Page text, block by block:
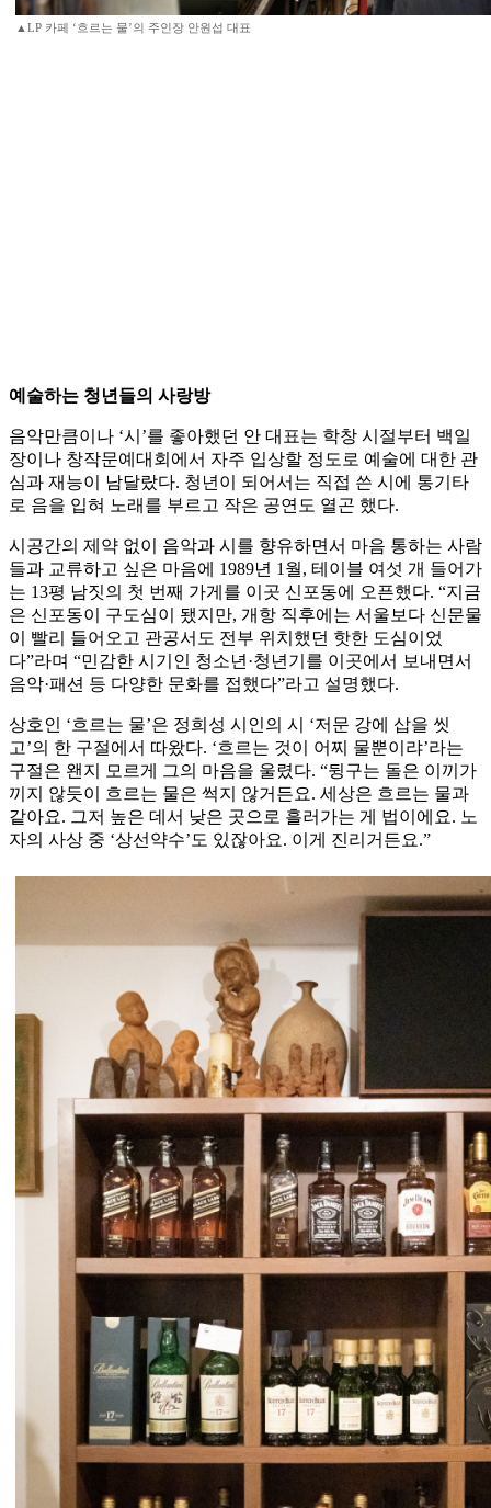
▲LP 카페 ‘흐르는 물’의 주인장 안원섭 대표
예술하는 청년들의 사랑방
음악만큼이나 ‘시’를 좋아했던 안 대표는 학창 시절부터 백일
장이나 창작문예대회에서 자주 입상할 정도로 예술에 대한 관
심과 재능이 남달랐다. 청년이 되어서는 직접 쓴 시에 통기타
로 음을 입혀 노래를 부르고 작은 공연도 열곤 했다.
시공간의 제약 없이 음악과 시를 향유하면서 마음 통하는 사람
들과 교류하고 싶은 마음에 1989년 1월, 테이블 여섯 개 들어가
는 13평 남짓의 첫 번째 가게를 이곳 신포동에 오픈했다. “지금
은 신포동이 구도심이 됐지만, 개항 직후에는 서울보다 신문물
이 빨리 들어오고 관공서도 전부 위치했던 핫한 도심이었
다”라며 “민감한 시기인 청소년·청년기를 이곳에서 보내면서
음악·패션 등 다양한 문화를 접했다”라고 설명했다.
상호인 ‘흐르는 물’은 정희성 시인의 시 ‘저문 강에 삽을 씻
고’의 한 구절에서 따왔다. ‘흐르는 것이 어찌 물뿐이랴’라는
구절은 왠지 모르게 그의 마음을 울렸다. “뒹구는 돌은 이끼가
끼지 않듯이 흐르는 물은 썩지 않거든요. 세상은 흐르는 물과
같아요. 그저 높은 데서 낮은 곳으로 흘러가는 게 법이에요. 노
자의 사상 중 ‘상선약수’도 있잖아요. 이게 진리거든요.”